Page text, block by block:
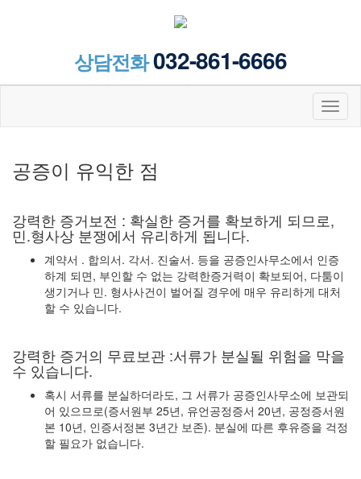
상담전화032-861-6666
공증이 유익한 점
강력한 증거보전 : 확실한 증거를 확보하게 되므로,
민.형사상 분쟁에서 유리하게 됩니다.
계약서 . 합의서. 각서. 진술서. 등을 공증인사무소에서 인증
하계 되면, 부인할 수 없는 강력한증거력이 확보되어, 다툼이
생기거나 민. 형사사건이 벌어질 경우에 매우 유리하게 대처
할 수 있습니다.
강력한 증거의 무료보관 :서류가 분실될 위험을 막을
수 있습니다.
혹시 서류를 분실하더라도, 그 서류가 공증인사무소에 보관되
어 있으므로(증서원부 25년, 유언공정증서 20년, 공정증서원
본 10년, 인증서정본 3년간 보존). 분실에 따른 후유증을 걱정
할 필요가 없습니다.